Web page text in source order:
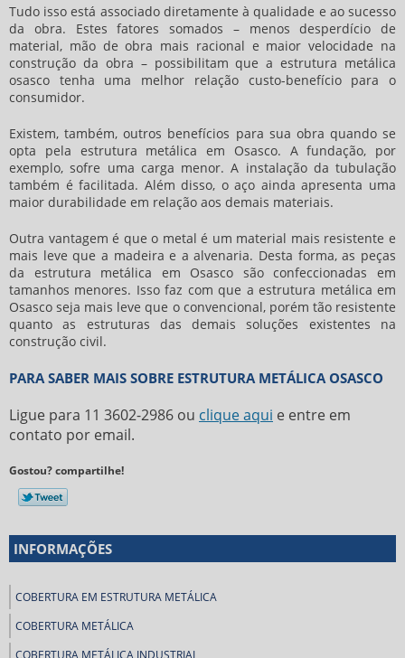
Tudo isso está associado diretamente à qualidade e ao sucesso
da obra. Estes fatores somados – menos desperdício de
material, mão de obra mais racional e maior velocidade na
construção da obra – possibilitam que aestrutura metálica
osasco tenha uma melhor relação custo-benefício para o
consumidor.
Existem, também, outros benefícios para sua obra quando se
opta pela estrutura metálica em Osasco. A fundação, por
exemplo, sofre uma carga menor. A instalação da tubulação
também é facilitada. Além disso, o aço ainda apresenta uma
maior durabilidade em relação aos demais materiais.
Outra vantagem é que o metal é um material mais resistente e
mais leve que a madeira e a alvenaria. Desta forma, as peças
da estrutura metálica em Osasco são confeccionadas em
tamanhos menores. Isso faz com que a estrutura metálica em
Osasco seja mais leve que o convencional, porém tão resistente
quanto as estruturas das demais soluções existentes na
construção civil.
PARA SABER MAIS SOBRE ESTRUTURA METÁLICA OSASCO
Ligue para 11 3602-2986 ou clique aqui e entre em
contato por email.
Gostou? compartilhe!
INFORMAÇÕES
COBERTURA EM ESTRUTURA METÁLICA
COBERTURA METÁLICA